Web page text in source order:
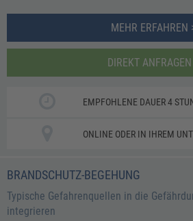
MEHR ERFAHREN
DIREKT
EMPFOHLENE DAUER 4
ONLINE ODER IN IHREM
BRANDSCHUTZ-BEGEHUNG
Typische Gefahrenquellen in die
integrieren